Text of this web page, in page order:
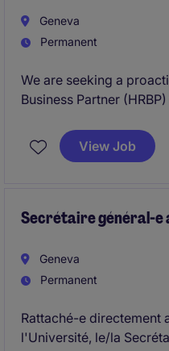
Geneva
Permanent
We are seeking a
Business Partner
support the Head of
providing strategic and
View Job
Secrétaire général-e
Geneva
Permanent
Rattaché-e directement
l'Université, le/la